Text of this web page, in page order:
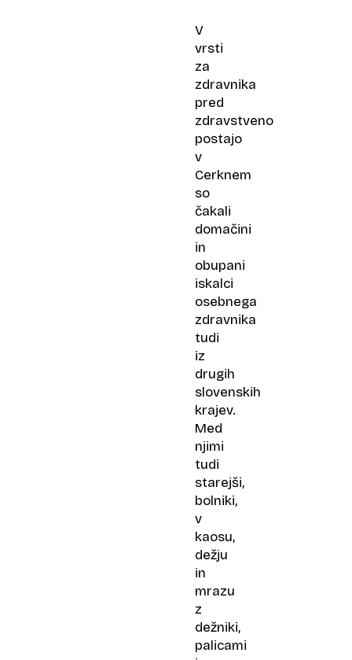
V
vrsti
za
zdravnika
pred
zdravstveno
postajo
v
Cerknem
so
čakali
domačini
in
obupani
iskalci
osebnega
zdravnika
tudi
iz
drugih
slovenskih
krajev.
Med
njimi
tudi
starejši,
bolniki,
v
kaosu,
dežju
in
mrazu
z
dežniki,
palicami